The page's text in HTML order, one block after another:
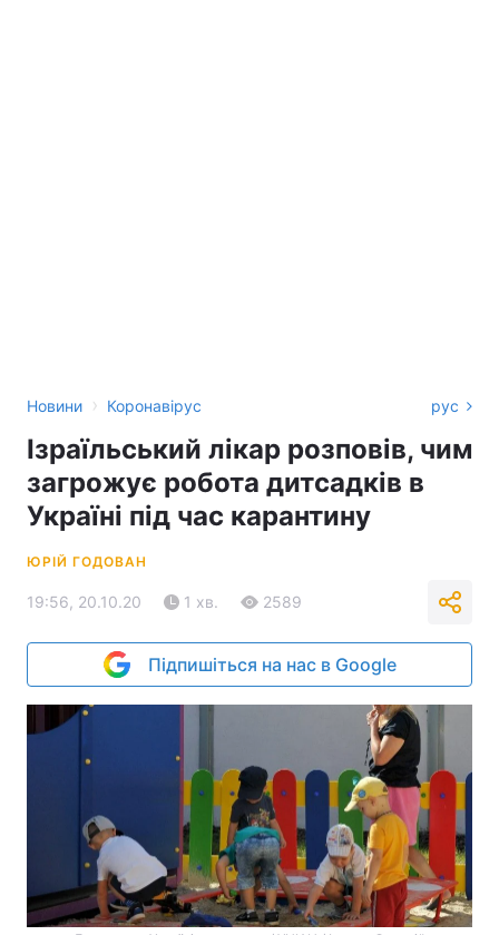
Новини › Коронавірус рус
Ізраїльський лікар розповів, чим
загрожує робота дитсадків в
Україні під час карантину
ЮРІЙ ГОДОВАН
19:56, 20.10.20 1 хв. 2589
Підпишіться на нас в Google